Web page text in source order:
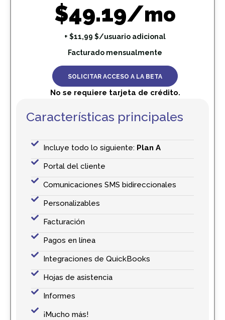
$49.19/mo
+ $11,99 $/usuario adicional
Facturado mensualmente
SOLICITAR ACCESO A LA BETA
No se requiere tarjeta de crédito.
Características principales
Incluye todo lo siguiente: Plan A
Portal del cliente
Comunicaciones SMS bidireccionales
Personalizables
Facturación
Pagos en línea
Integraciones de QuickBooks
Hojas de asistencia
Informes
¡Mucho más!